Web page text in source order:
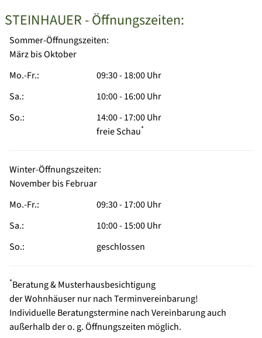
STEINHAUER - Öffnungszeiten:
Sommer-Öffnungszeiten:
März bis Oktober
Mo.-Fr.:
09:30 - 18:00 Uhr
Sa.:
10:00 - 16:00 Uhr
So.:
14:00 - 17:00 Uhr
freie Schau*
Winter-Öffnungszeiten:
November bis Februar
Mo.-Fr.:
09:30 - 17:00 Uhr
Sa.:
10:00 - 15:00 Uhr
So.:
geschlossen
*Beratung & Musterhausbesichtigung
der Wohnhäuser nur nach Terminvereinbarung!
Individuelle Beratungsterminenach Vereinbarung auch
außerhalb der o. g. Öffnungszeiten möglich.